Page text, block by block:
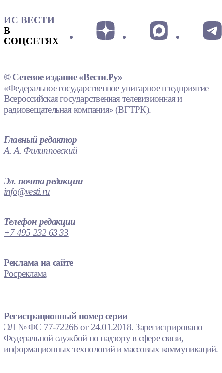
ИС ВЕСТИ
В
СОЦСЕТЯХ
© Сетевое издание «Вести.Ру»
«Федеральное государственное унитарное предприятие
Всероссийская государственная телевизионная и
радиовещательная компания» (ВГТРК).
Главный редактор
А. А. Филипповский
Эл. почта редакции
info@vesti.ru
Телефон редакции
+7 495 232 63 33
Реклама на сайте
Росреклама
Регистрационный номер серии
ЭЛ № ФС 77-72266 от 24.01.2018. Зарегистрировано
Федеральной службой по надзору в сфере связи,
информационных технологий и массовых коммуникаций.